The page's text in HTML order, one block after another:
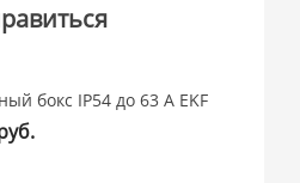
бокс IP54 до 63 А EKF